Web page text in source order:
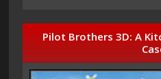
Pilot Brothers 3D: A